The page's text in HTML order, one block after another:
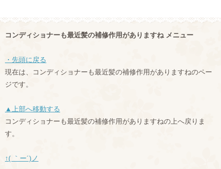
コンディショナーも最近髪の補修作用がありますね メニュー
・先頭に戻る
現在は、コンディショナーも最近髪の補修作用がありますねのペー
ジです。
▲上部へ移動する
コンディショナーも最近髪の補修作用がありますねの上へ戻りま
す。
↑( ｀ー´)ノ